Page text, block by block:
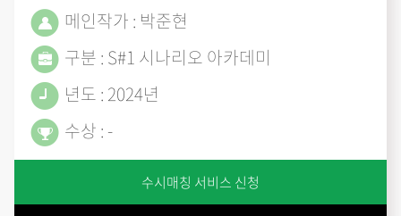
메인작가 : 박준현
구분 : S#1 시나리오 아카데미
년도 : 2024년
수상 : -
수시매칭 서비스 신청